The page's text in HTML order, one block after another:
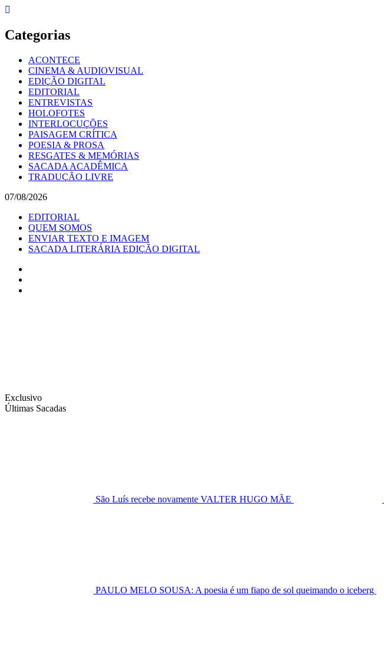
Skip
content
Categorias
ACONTECE
CINEMA & AUDIOVISUAL
EDIÇÃO DIGITAL
EDITORIAL
ENTREVISTAS
HOLOFOTES
INTERLOCUÇÕES
PAISAGEM CRÍTICA
POESIA & PROSA
RESGATES & MEMÓRIAS
SACADA ACADÊMICA
TRADUÇÃO LIVRE
07/08/2026
EDITORIAL
QUEM SOMOS
ENVIAR TEXTO E IMAGEM
SACADA LITERÁRIA EDIÇÃO DIGITAL
Exclusivo
Últimas Sacadas
São Luís recebe novamente VALTER HUGO MÃE
PAULO MELO SOUSA: A poesia é um fiapo de sol queimando o iceberg